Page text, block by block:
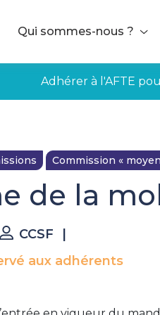
Qui sommes-nous ?
Adhérer à l'AFTE
Commission «
de la
CCSF
aux adhérents